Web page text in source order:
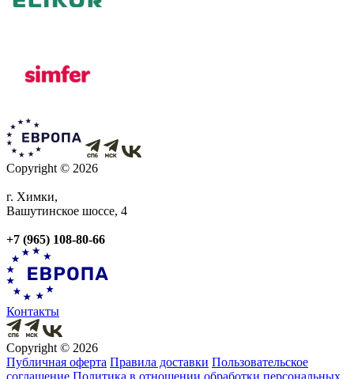
Copyright © 2026
г. Химки,
Вашутинское шоссе, 4
+7 (965) 108-80-66
Контакты
Copyright © 2026
Публичная оферта Правила доставки Пользовательское
соглашение Политика в отношении обработки персональных